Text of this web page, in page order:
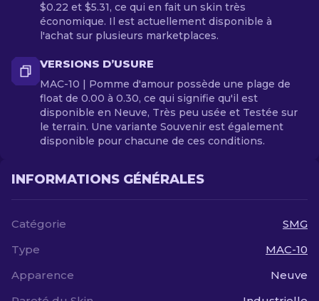
$0.22 et $5.31, ce qui en fait un skin très
économique. Il est actuellement disponible à
l'achat sur plusieurs marketplaces.
VERSIONS D’USURE
MAC-10 | Pomme d'amour possède une plage de
float de 0.00 à 0.30, ce qui signifie qu'il est
disponible en Neuve, Très peu usée et Testée sur
le terrain. Une variante Souvenir est également
disponible pour chacune de ces conditions.
INFORMATIONS GÉNÉRALES
Catégorie
SMG
Type
MAC-10
Apparence
Neuve